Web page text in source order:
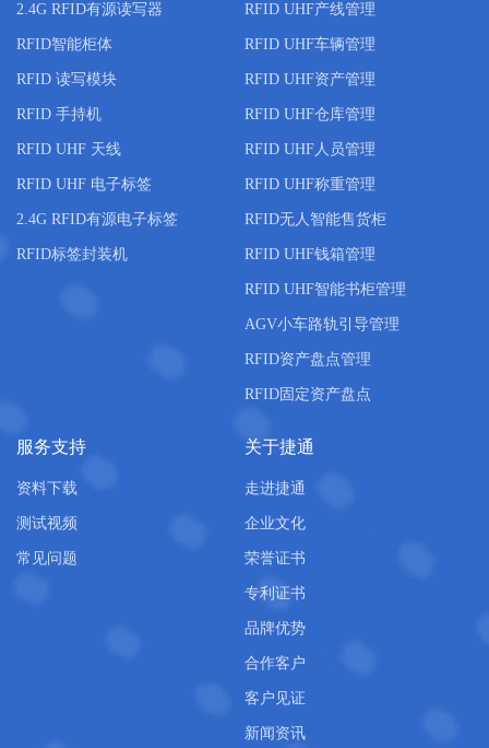
2.4G RFID有源读写器
RFID智能柜体
RFID 读写模块
RFID 手持机
RFID UHF 天线
RFID UHF 电子标签
2.4G RFID有源电子标签
RFID标签封装机
RFID UHF产线管理
RFID UHF车辆管理
RFID UHF资产管理
RFID UHF仓库管理
RFID UHF人员管理
RFID UHF称重管理
RFID无人智能售货柜
RFID UHF钱箱管理
RFID UHF智能书柜管理
AGV小车路轨引导管理
RFID资产盘点管理
RFID固定资产盘点
服务支持
资料下载
测试视频
常见问题
关于捷通
走进捷通
企业文化
荣誉证书
专利证书
品牌优势
合作客户
客户见证
新闻资讯